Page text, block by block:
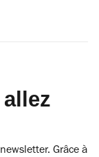
Grâce à